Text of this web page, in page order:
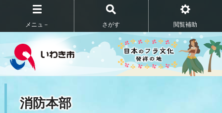
メニュ－ さがす 閲覧補助
消防本部